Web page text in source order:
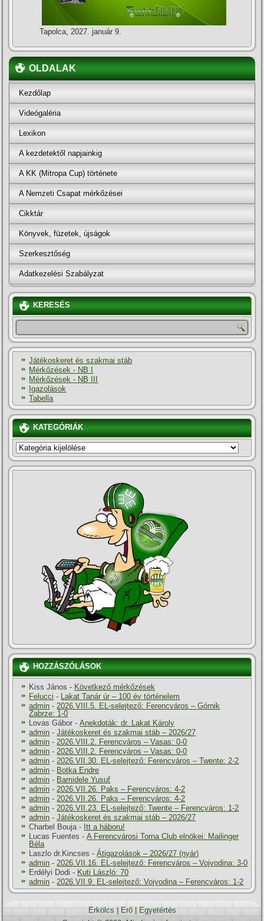
Tapolca, 2027. január 9.
OLDALAK
Kezdőlap
Videógaléria
Lexikon
A kezdetektől napjainkig
A KK (Mitropa Cup) története
A Nemzeti Csapat mérkőzései
Cikktár
Könyvek, füzetek, újságok
Szerkesztőség
Adatkezelési Szabályzat
KERESÉS
Játékoskeret és szakmai stáb
Mérkőzések - NB I
Mérkőzések - NB III
Igazolások
Tabella
KATEGÓRIÁK
KATEGÓRIÁK
HOZZÁSZÓLÁSOK
Kiss János - Következő mérkőzések
Felucci - Lakat Tanár úr – 100 év történelem
admin - 2026.VIII.5. EL-selejtező: Ferencváros – Górnik
Zabrze: 1-0
Lovas Gábor -Anekdoták: dr. Lakat Károly
admin -Játékoskeret és szakmai stáb – 2026/27
admin - 2026.VIII.2. Ferencváros – Vasas: 0-0
admin - 2026.VIII.2. Ferencváros – Vasas: 0-0
admin - 2026.VII.30. EL-selejtező: Ferencváros – Twente: 2-2
admin - Botka Endre
admin - Bamidele Yusuf
admin - 2026.VII.26. Paks – Ferencváros: 4-2
admin - 2026.VII.26. Paks – Ferencváros: 4-2
admin - 2026.VII.23. EL-selejtező: Twente – Ferencváros: 1-2
admin -Játékoskeret és szakmai stáb – 2026/27
Charbel Bouja - Itt a háboru!
Lucas Fuentes -A Ferencvárosi Torna Club elnökei: Mailinger
Béla
Laszlo dr.Kincses -Átigazolások – 2026/27 (nyár)
admin - 2026.VII.16. EL-selejtező: Ferencváros – Vojvodina: 3-0
Erdélyi Dodi - Kuti László: 70
admin - 2026.VII.9. EL-selejtező: Vojvodina – Ferencváros: 1-2
Erkölcs Erő|
Egyetértés